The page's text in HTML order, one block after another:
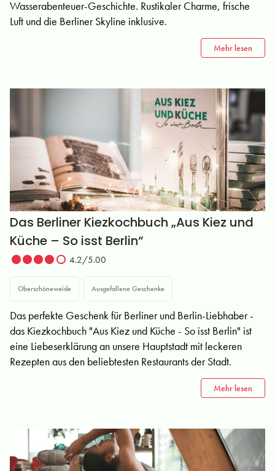
Wasserabenteuer-Geschichte. Rustikaler Charme, frische
Luft und die Berliner Skyline inklusive.
Mehr lesen
Das Berliner Kiezkochbuch „Aus Kiez und
Küche – So isst Berlin“
4.2/5.00
Oberschöneweide Ausgefallene Geschenke
Das perfekte Geschenk für Berliner und Berlin-Liebhaber -
das Kiezkochbuch "Aus Kiez und Küche - So isst Berlin" ist
eine Liebeserklärung an unsere Hauptstadt mit leckeren
Rezepten aus den beliebtesten Restaurants der Stadt.
Mehr lesen